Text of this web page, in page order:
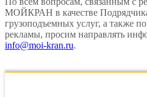
МОЙКРАН в качестве
грузоподъемных услуг, а также
рекламы, просим направлять
info@moi-kran.ru.